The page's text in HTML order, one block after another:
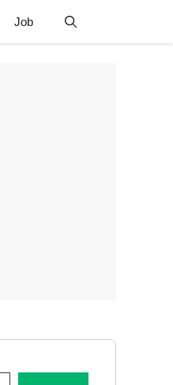
Job